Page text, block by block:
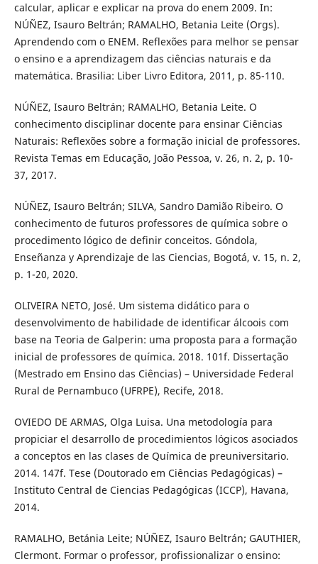
calcular, aplicar e explicar na prova do enem 2009. In:
NÚÑEZ, Isauro Beltrán; RAMALHO, Betania Leite (Orgs).
Aprendendo com o ENEM. Reflexões para melhor se pensar
o ensino e a aprendizagem das ciências naturais e da
matemática. Brasilia: Liber Livro Editora, 2011, p. 85-110.
NÚÑEZ, Isauro Beltrán; RAMALHO, Betania Leite. O
conhecimento disciplinar docente para ensinar Ciências
Naturais: Reflexões sobre a formação inicial de professores.
Revista Temas em Educação, João Pessoa, v. 26, n. 2, p. 10-
37, 2017.
NÚÑEZ, Isauro Beltrán; SILVA, Sandro Damião Ribeiro. O
conhecimento de futuros professores de química sobre o
procedimento lógico de definir conceitos. Góndola,
Enseñanza y Aprendizaje de las Ciencias, Bogotá, v. 15, n. 2,
p. 1-20, 2020.
OLIVEIRA NETO, José. Um sistema didático para o
desenvolvimento de habilidade de identificar álcoois com
base na Teoria de Galperin: uma proposta para a formação
inicial de professores de química. 2018. 101f. Dissertação
(Mestrado em Ensino das Ciências) – Universidade Federal
Rural de Pernambuco (UFRPE), Recife, 2018.
OVIEDO DE ARMAS, Olga Luisa. Una metodología para
propiciar el desarrollo de procedimientos lógicos asociados
a conceptos en las clases de Química de preuniversitario.
2014. 147f. Tese (Doutorado em Ciências Pedagógicas) –
Instituto Central de Ciencias Pedagógicas (ICCP), Havana,
2014.
RAMALHO, Betánia Leite; NÚÑEZ, Isauro Beltrán; GAUTHIER,
Clermont. Formar o professor, profissionalizar o ensino: